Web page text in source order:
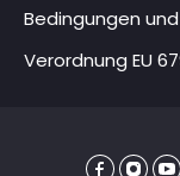
Bedingungen
Verordnung EU